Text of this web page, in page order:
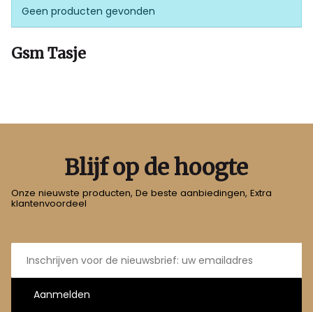
Geen producten gevonden
Gsm Tasje
Blijf op de hoogte
Onze nieuwste producten, De beste aanbiedingen, Extra
klantenvoordeel
E-
mailadres
Aanmelden